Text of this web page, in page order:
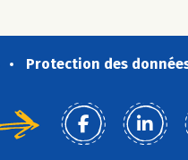
Protection des